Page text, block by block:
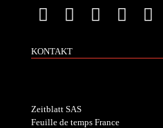
KONTAKT
Zeitblatt SAS
Feuille de temps France